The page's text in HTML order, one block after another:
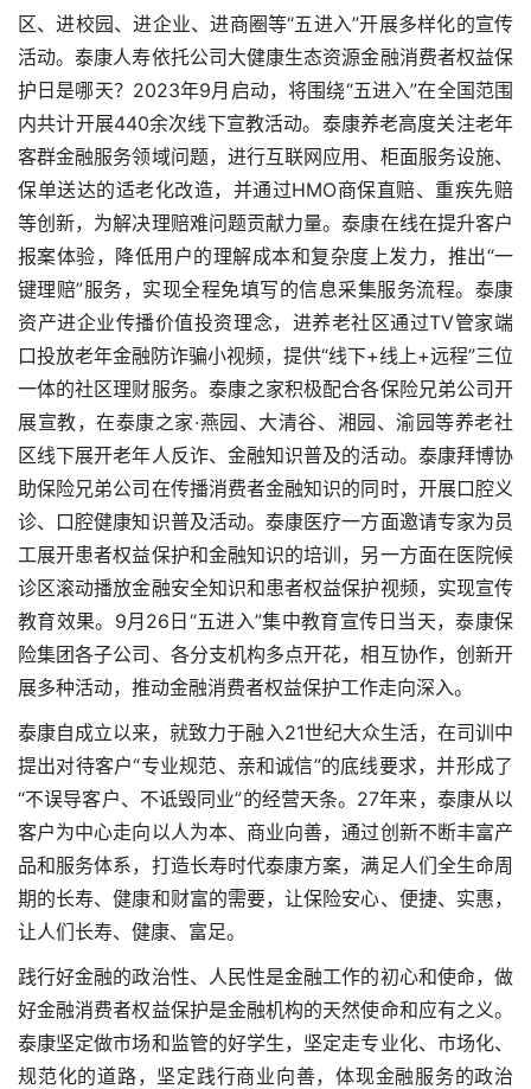
区、进校园、进企业、进商圈等“五进入”开展多样化的宣传
活动。泰康人寿依托公司大健康生态资源金融消费者权益保
护日是哪天？2023年9月启动，将围绕“五进入”在全国范围
内共计开展440余次线下宣教活动。泰康养老高度关注老年
客群金融服务领域问题，进行互联网应用、柜面服务设施、
保单送达的适老化改造，并通过HMO商保直赔、重疾先赔
等创新，为解决理赔难问题贡献力量。泰康在线在提升客户
报案体验，降低用户的理解成本和复杂度上发力，推出“一
键理赔”服务，实现全程免填写的信息采集服务流程。泰康
资产进企业传播价值投资理念，进养老社区通过TV管家端
口投放老年金融防诈骗小视频，提供“线下+线上+远程”三位
一体的社区理财服务。泰康之家积极配合各保险兄弟公司开
展宣教，在泰康之家·燕园、大清谷、湘园、渝园等养老社
区线下展开老年人反诈、金融知识普及的活动。泰康拜博协
助保险兄弟公司在传播消费者金融知识的同时，开展口腔义
诊、口腔健康知识普及活动。泰康医疗一方面邀请专家为员
工展开患者权益保护和金融知识的培训，另一方面在医院候
诊区滚动播放金融安全知识和患者权益保护视频，实现宣传
教育效果。9月26日“五进入”集中教育宣传日当天，泰康保
险集团各子公司、各分支机构多点开花，相互协作，创新开
展多种活动，推动金融消费者权益保护工作走向深入。
泰康自成立以来，就致力于融入21世纪大众生活，在司训中
提出对待客户“专业规范、亲和诚信”的底线要求，并形成了
“不误导客户、不诋毁同业”的经营天条。27年来，泰康从以
客户为中心走向以人为本、商业向善，通过创新不断丰富产
品和服务体系，打造长寿时代泰康方案，满足人们全生命周
期的长寿、健康和财富的需要，让保险安心、便捷、实惠，
让人们长寿、健康、富足。
践行好金融的政治性、人民性是金融工作的初心和使命，做
好金融消费者权益保护是金融机构的天然使命和应有之义。
泰康坚定做市场和监管的好学生，坚定走专业化、市场化、
规范化的道路，坚定践行商业向善，体现金融服务的政治